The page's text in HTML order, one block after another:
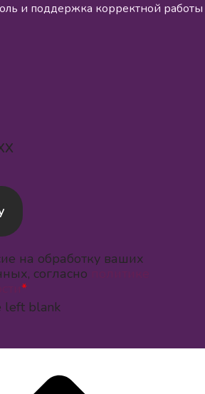
и поддержка корректной работы
на обработку ваших
согласно
*
left blank